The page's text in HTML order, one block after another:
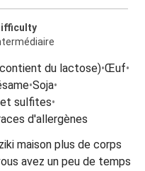
du lactose)•Œuf•
•Soja•
sulfites•
d'allergènes
maison plus de corps
avez un peu de temps